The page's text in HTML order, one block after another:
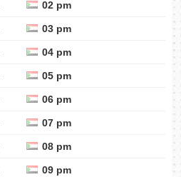
02 pm
03 pm
04 pm
05 pm
06 pm
07 pm
08 pm
09 pm